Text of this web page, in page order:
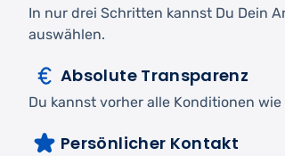
In nur drei Schritten kannst Du Dein
auswählen.
Absolute Transparenz
Du kannst vorher alle Konditionen
Persönlicher Kontakt